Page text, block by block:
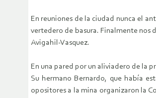
En reuniones de la ciudad nunca el
vertedero de basura. Finalmente nos
Avigahil-Vasquez.
En una pared por un aliviadero de la
Su hermano Bernardo, que había
opositores a la mina organizaron la